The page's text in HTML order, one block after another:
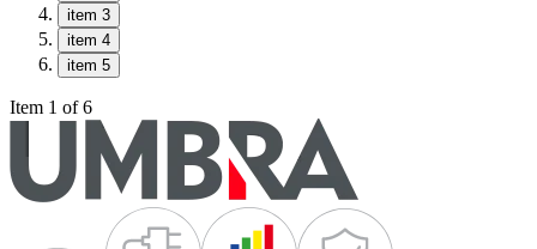
item 3
item 4
item 5
Item 1 of 6